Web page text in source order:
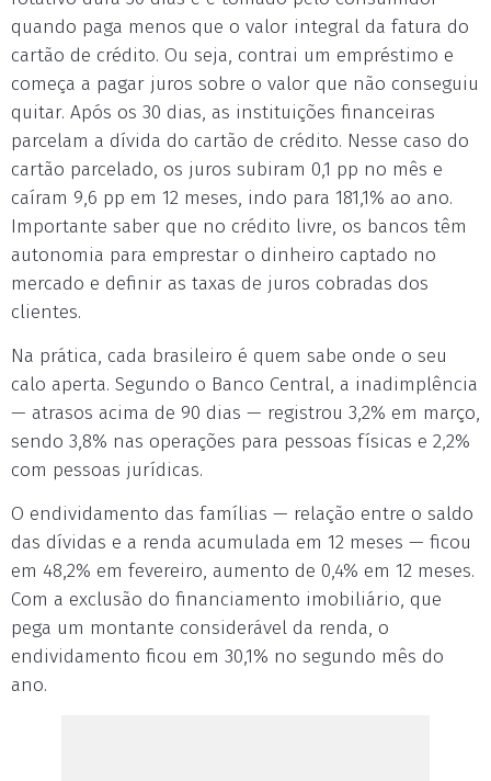
quando paga menos que o valor integral da fatura do
cartão de crédito. Ou seja, contrai um empréstimo e
começa a pagar juros sobre o valor que não conseguiu
quitar. Após os 30 dias, as instituições financeiras
parcelam a dívida do cartão de crédito. Nesse caso do
cartão parcelado, os juros subiram 0,1 pp no mês e
caíram 9,6 pp em 12 meses, indo para 181,1% ao ano.
Importante saber que no crédito livre, os bancos têm
autonomia para emprestar o dinheiro captado no
mercado e definir as taxas de juros cobradas dos
clientes.
Na prática, cada brasileiro é quem sabe onde o seu
calo aperta. Segundo o Banco Central, a inadimplência
— atrasos acima de 90 dias — registrou 3,2% em março,
sendo 3,8% nas operações para pessoas físicas e 2,2%
com pessoas jurídicas.
O endividamento das famílias — relação entre o saldo
das dívidas e a renda acumulada em 12 meses — ficou
em 48,2% em fevereiro, aumento de 0,4% em 12 meses.
Com a exclusão do financiamento imobiliário, que
pega um montante considerável da renda, o
endividamento ficou em 30,1% no segundo mês do
ano.